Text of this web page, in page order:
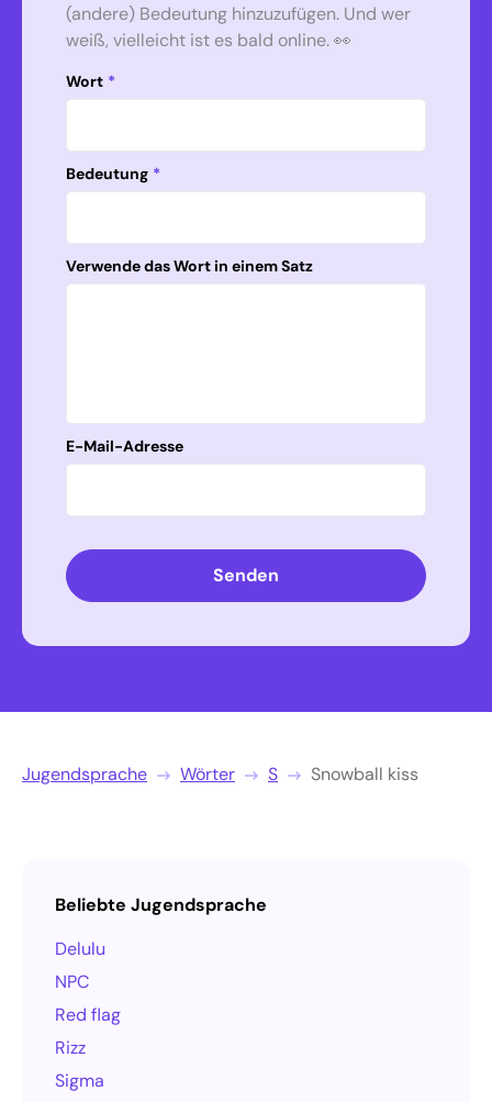
(andere) Bedeutung hinzuzufügen. Und wer
weiß, vielleicht ist es bald online. 👀
Wort *
Bedeutung *
Verwende das Wort in einem Satz
E-Mail-Adresse
Senden
Jugendsprache Wörter S Snowball kiss
Beliebte Jugendsprache
Delulu
NPC
Red flag
Rizz
Sigma